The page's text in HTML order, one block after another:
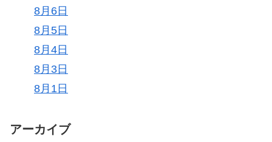
8月6日
8月5日
8月4日
8月3日
8月1日
アーカイブ